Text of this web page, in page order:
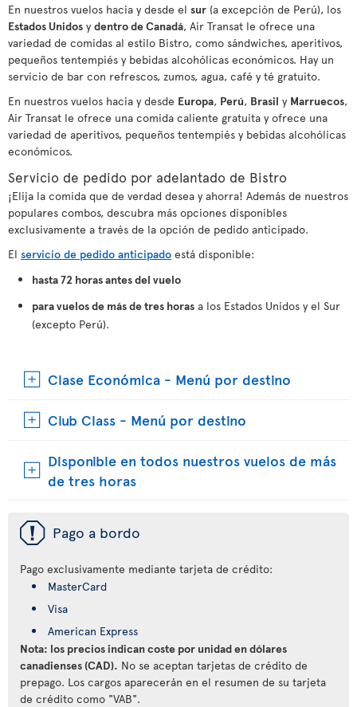
En nuestros vuelos hacia y desde el sur (a excepción de Perú), los
Estados Unidos y dentro de Canadá, Air Transat le ofrece una
variedad de comidas al estilo Bistro, como sándwiches, aperitivos,
pequeños tentempiés y bebidas alcohólicas económicos. Hay un
servicio de bar con refrescos, zumos, agua, café y té gratuito.
En nuestros vuelos hacia y desde Europa, Perú, Brasil y Marruecos,
Air Transat le ofrece una comida caliente gratuita y ofrece una
variedad de aperitivos, pequeños tentempiés y bebidas alcohólicas
económicos.
Servicio de pedido por adelantado de Bistro
¡Elija la comida que de verdad desea y ahorra! Además de nuestros
populares combos, descubra más opciones disponibles
exclusivamente a través de la opción de pedido anticipado.
El servicio de pedido anticipado está disponible:
hasta 72 horas antes del vuelo
para vuelos de más de tres horas a los Estados Unidos y el Sur
(excepto Perú).
Clase Económica - Menú por destino
Club Class - Menú por destino
Disponible en todos nuestros vuelos de más
de tres horas
ü Pago a bordo
Pago exclusivamente mediante tarjeta de crédito:
MasterCard
Visa
American Express
Nota: los precios indican coste por unidad en dólares
canadienses (CAD). No se aceptan tarjetas de crédito de
prepago. Los cargos aparecerán en el resumen de su tarjeta
de crédito como "VAB".